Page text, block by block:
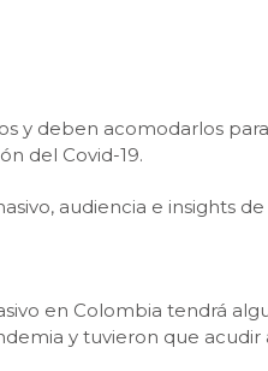
y deben acomodarlos
del Covid-19.
audiencia e insights
en Colombia tendrá
y tuvieron que acudir